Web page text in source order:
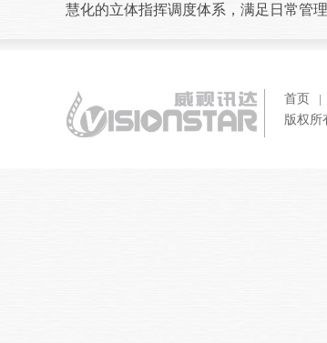
慧化的立体指挥调度体系，满足日常管
首页
版权所